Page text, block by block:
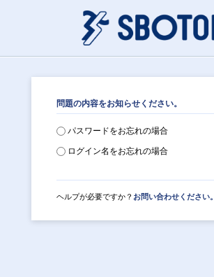
問題の内容をお知らせください。
パスワードをお忘れの場合
ログイン名をお忘れの場合
ヘルプが必要ですか？ お問い合わせください。